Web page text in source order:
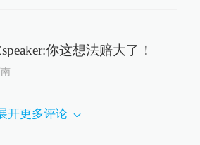
你这想法赔大了！
南
开更多评论